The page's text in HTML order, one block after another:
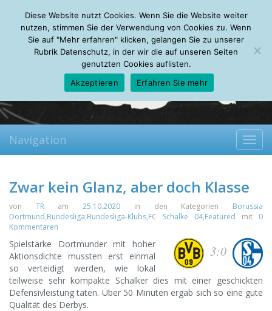
Monday, 10.08.2026
Mein Account
About Autoren Leseempfehlungen FAQ
Navigation
Zwar kein Glanz, aber doch Klasse
von TRam25.10.2020 in den Kategorien Borussia
Dortmund,Bundesliga,Bundesliga-Klubs,FC Schalke 04,Featured mit 0
Kommentaren
3:0
Spielstarke Dortmunder mit hoher
Aktionsdichte mussten erst einmal
so verteidigt werden, wie lokal
teilweise sehr kompakte Schalker dies mit einer geschickten
Defensivleistung taten. Über 50 Minuten ergab sich so eine gute
Qualität des Derbys.
Diese Website nutzt Cookies. Wenn Sie die Website weiter
nutzen, stimmen Sie der Verwendung von Cookies zu. Wenn
Sie auf "Mehr erfahren" klicken, gelangen Sie zu unserer
Rubrik Datenschutz, in der wir die auf unseren Seiten
genutzten Cookies auflisten.
Akzeptieren
Erfahren Sie mehr